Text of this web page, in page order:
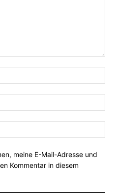
meine E-Mail-Adresse und
Kommentar in diesem